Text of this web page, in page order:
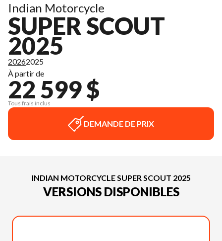
Indian Motorcycle
SUPER SCOUT
2025
20262025
À partir de
22 599 $
Tous frais inclus
DEMANDE DE PRIX
INDIAN MOTORCYCLE SUPER SCOUT 2025
VERSIONS DISPONIBLES